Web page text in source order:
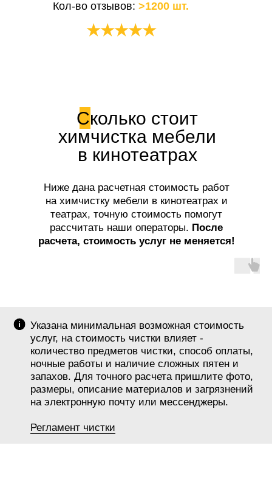
Кол-во отзывов:>1200 шт.
★★★★★
Сколько стоит
химчистка мебели
в кинотеатрах
Ниже дана расчетная стоимость работ
на химчистку мебели в кинотеатрах и
театрах, точную стоимость помогут
рассчитать наши операторы. После
расчета, стоимость услуг не меняется!
Указана минимальная возможная стоимость
услуг, на стоимость чистки влияет -
количество предметов чистки, способ оплаты,
ночные работы и наличие сложных пятен и
запахов. Для точного расчета пришлите фото,
размеры, описание материалов и загрязнений
на электронную почту или мессенджеры.
Регламент чистки